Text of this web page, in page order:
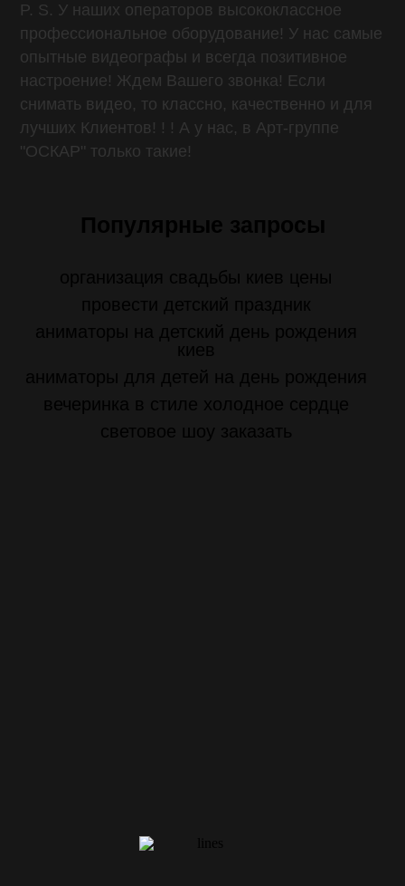
P. S. У наших операторов высококлассное
профессиональное оборудование! У нас самые
опытные видеографы и всегда позитивное
настроение! Ждем Вашего звонка! Если
снимать видео, то классно, качественно и для
лучших Клиентов! ! ! А у нас, в Арт-группе
"ОСКАР" только такие!